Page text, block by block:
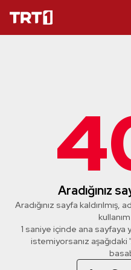
Aradığınız
Aradığınız sayfa
1 saniye içinde ana
istemiyorsanız